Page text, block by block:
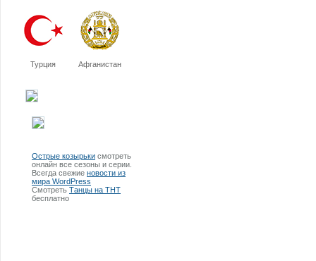
Турция Афганистан
Острые козырьки смотреть
онлайн все сезоны и серии.
Всегда свежие новости из
мира WordPress
Смотреть Танцы на ТНТ
бесплатно